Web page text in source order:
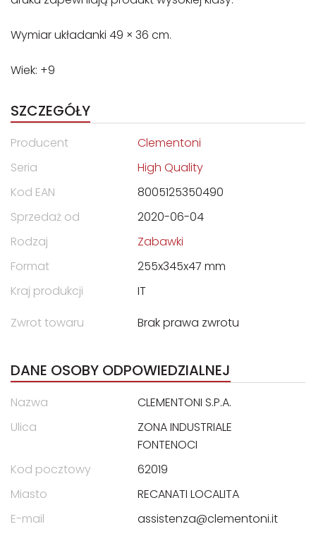
Wymiar układanki 49 × 36 cm.
Wiek: +9
SZCZEGÓŁY
Producent
Clementoni
Seria
High Quality
Kod EAN
8005125350490
Sprzedaż od
2020-06-04
Rodzaj
Zabawki
Format
255x345x47 mm
Kraj produkcji
IT
Zwrot towaru
Brak prawa zwrotu
DANE OSOBY ODPOWIEDZIALNEJ
Nazwa
CLEMENTONI S.P.A.
Ulica
ZONA INDUSTRIALE
FONTENOCI
Kod pocztowy
62019
Miasto
RECANATI LOCALITA
E-mail
assistenza@clementoni.it